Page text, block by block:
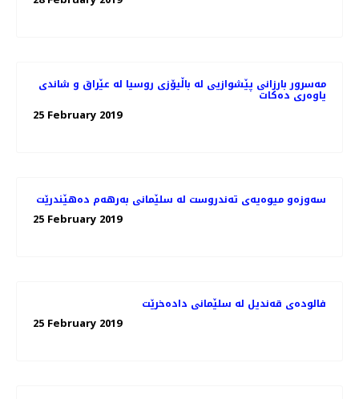
مه‌سرور بارزانی پێشوازیی لە باڵیۆزی روسیا لە عێراق و شاندی
یاوه‌ری ده‌كات
25 February 2019
سه‌وزه‌و میوه‌یه‌ی ته‌ندروست له‌ سلێمانی به‌رهه‌م ده‌هێندرێت
25 February 2019
فالوده‌ی قه‌ندیل له‌ سلێمانی داده‌خرێت
25 February 2019